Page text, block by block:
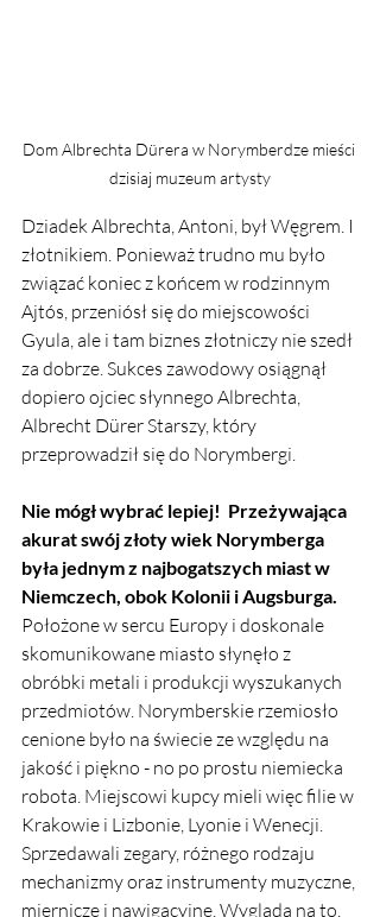
Dom Albrechta Dürera w Norymberdze mieści
dzisiaj muzeum artysty
Dziadek Albrechta, Antoni, był Węgrem. I
złotnikiem. Ponieważ trudno mu było
związać koniec z końcem w rodzinnym
Ajtós, przeniósł się do miejscowości
Gyula, ale i tam biznes złotniczy nie szedł
za dobrze. Sukces zawodowy osiągnął
dopiero ojciec słynnego Albrechta,
Albrecht Dürer Starszy, który
przeprowadził się do Norymbergi.
Nie mógł wybrać lepiej!  Przeżywająca
akurat swój złoty wiek Norymberga
była jednym z najbogatszych miast w
Niemczech, obok Kolonii i Augsburga.
Położone w sercu Europy i doskonale
skomunikowane miasto słynęło z
obróbki metali i produkcji wyszukanych
przedmiotów. Norymberskie rzemiosło
cenione było na świecie ze względu na
jakość i piękno - no po prostu niemiecka
robota. Miejscowi kupcy mieli więc filie w
Krakowie i Lizbonie, Lyonie i Wenecji.
Sprzedawali zegary, różnego rodzaju
mechanizmy oraz instrumenty muzyczne,
miernicze i nawigacyjne. Wygląda na to,